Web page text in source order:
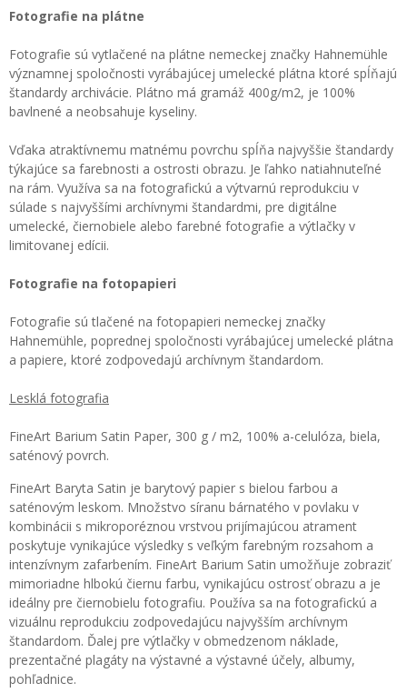
Fotografie na plátne
Fotografie sú vytlačené na plátne nemeckej značky Hahnemühle
významnej spoločnosti vyrábajúcej umelecké plátna ktoré spĺňajú
štandardy archivácie. Plátno má gramáž 400g/m2, je 100%
bavlnené a neobsahuje kyseliny.
Vďaka atraktívnemu matnému povrchu spĺňa najvyššie štandardy
týkajúce sa farebnosti a ostrosti obrazu. Je ľahko natiahnuteľné
na rám. Využíva sa na fotografickú a výtvarnú reprodukciu v
súlade s najvyššími archívnymi štandardmi, pre digitálne
umelecké, čiernobiele alebo farebné fotografie a výtlačky v
limitovanej edícii.
Fotografie na fotopapieri
Fotografie sú tlačené na fotopapieri nemeckej značky
Hahnemühle, poprednej spoločnosti vyrábajúcej umelecké plátna
a papiere, ktoré zodpovedajú archívnym štandardom.
Lesklá fotografia
FineArt Barium Satin Paper, 300 g / m2, 100% a-celulóza, biela,
saténový povrch.
FineArt Baryta Satin je barytový papier s bielou farbou a
saténovým leskom. Množstvo síranu bárnatého v povlaku v
kombinácii s mikroporéznou vrstvou prijímajúcou atrament
poskytuje vynikajúce výsledky s veľkým farebným rozsahom a
intenzívnym zafarbením. FineArt Barium Satin umožňuje zobraziť
mimoriadne hlbokú čiernu farbu, vynikajúcu ostrosť obrazu a je
ideálny pre čiernobielu fotografiu. Používa sa na fotografickú a
vizuálnu reprodukciu zodpovedajúcu najvyšším archívnym
štandardom. Ďalej pre výtlačky v obmedzenom náklade,
prezentačné plagáty na výstavné a výstavné účely, albumy,
pohľadnice.